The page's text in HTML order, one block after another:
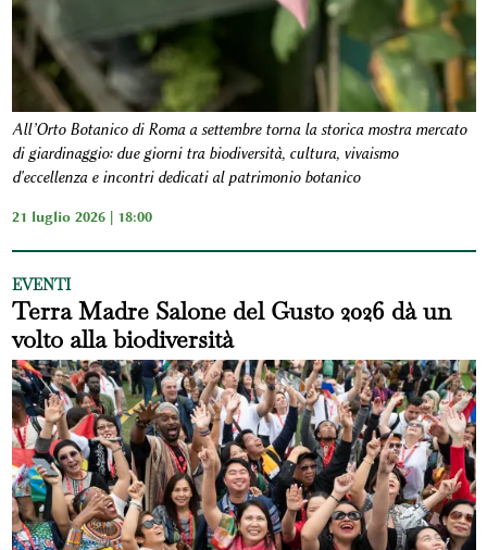
All’Orto Botanico di Roma a settembre torna la storica mostra mercato
di giardinaggio: due giorni tra biodiversità, cultura, vivaismo
d'eccellenza e incontri dedicati al patrimonio botanico
21 luglio 2026 | 18:00
EVENTI
Terra Madre Salone del Gusto 2026 dà un
volto alla biodiversità